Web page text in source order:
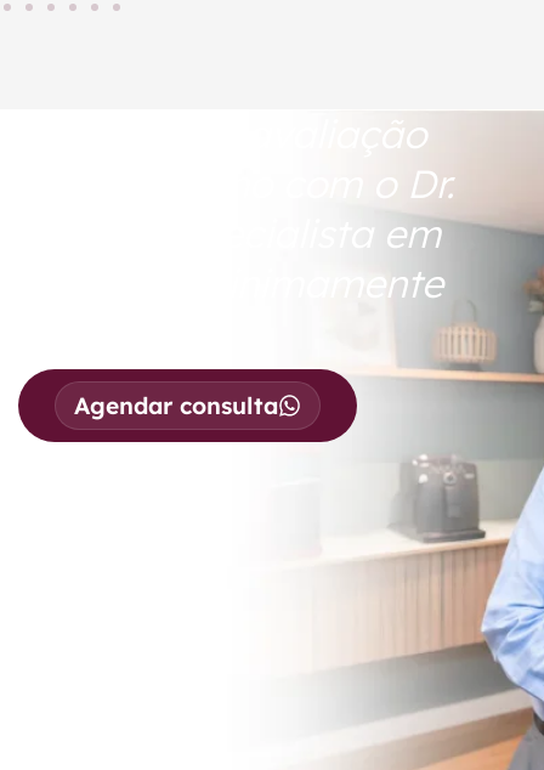
Agende sua avaliação
agora mesmo com o Dr.
Adolfo, especialista em
Cirurgias Minimamente
Agendar consulta